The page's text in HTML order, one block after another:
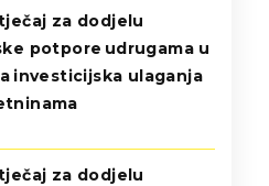
za dodjelu
potpore udrugama u
investicijska ulaganja
za dodjelu